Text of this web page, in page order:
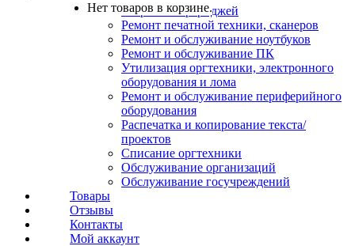
Нет товаров в корзине.
Заправка картриджей
Ремонт печатной техники, сканеров
Ремонт и обслуживание ноутбуков
Ремонт и обслуживание ПК
Утилизация оргтехники, электронного
оборудования и лома
Ремонт и обслуживание периферийного
оборудования
Распечатка и копирование текста/
проектов
Списание оргтехники
Обслуживание организаций
Обслуживание госучреждений
Товары
Отзывы
Контакты
Мой аккаунт